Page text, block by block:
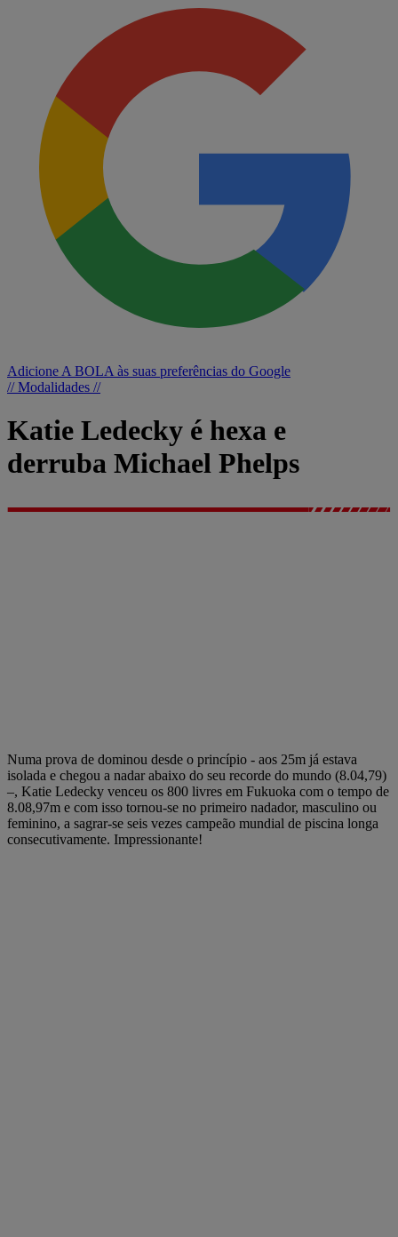
Adicione A BOLA às suas preferências do Google
// Modalidades //
Katie Ledecky é hexa e
derruba Michael Phelps
Numa prova de dominou desde o princípio - aos 25m já estava
isolada e chegou a nadar abaixo do seu recorde do mundo (8.04,79)
–, Katie Ledecky venceu os 800 livres em Fukuoka com o tempo de
8.08,97m e com isso tornou-se no primeiro nadador, masculino ou
feminino, a sagrar-se seis vezes campeão mundial de piscina longa
consecutivamente. Impressionante!